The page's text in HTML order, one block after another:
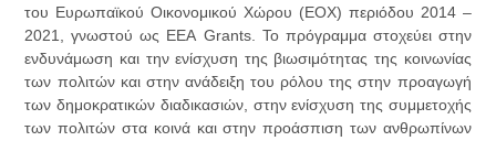
του Ευρωπαϊκού Οικονομικού Χώρου (ΕΟΧ) περιόδου 2014 –
2021, γνωστού ως EEA Grants. Το πρόγραμμα στοχεύει στην
ενδυνάμωση και την ενίσχυση της βιωσιμότητας της κοινωνίας
των πολιτών και στην ανάδειξη του ρόλου της στην προαγωγή
των δημοκρατικών διαδικασιών, στην ενίσχυση της συμμετοχής
των πολιτών στα κοινά και στην προάσπιση των ανθρωπίνων